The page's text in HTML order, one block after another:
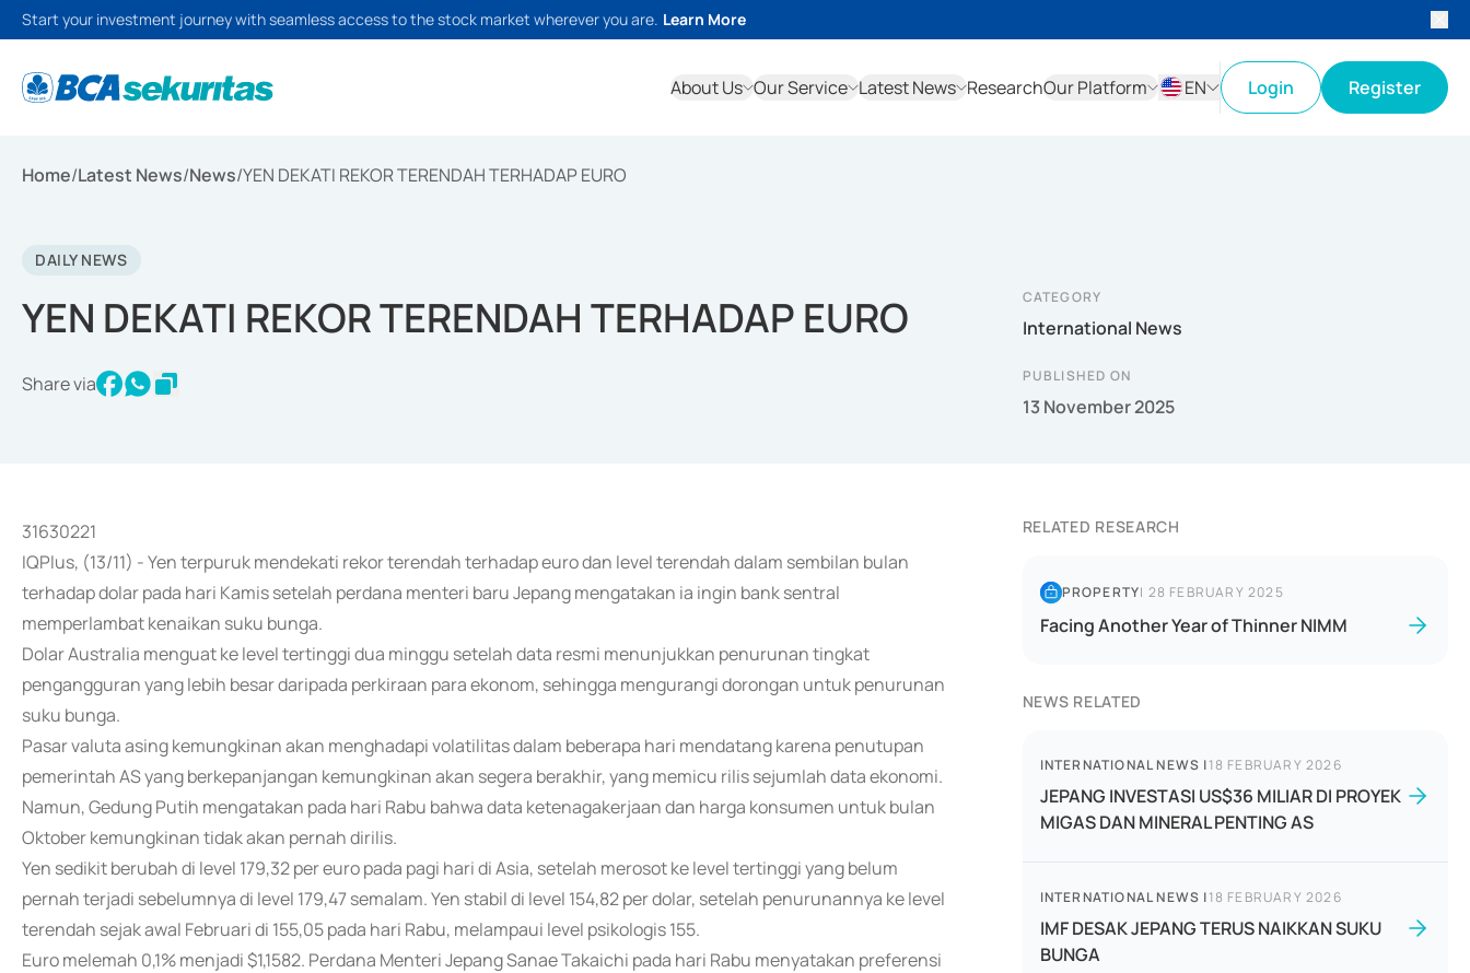
Start your investment journey with seamless access to the stock market wherever you are. Learn More
About Us Our Service Latest News ResearchOur Platform
EN
Login Register
Home/Latest News/News/YEN DEKATI REKOR TERENDAH TERHADAP EURO
DAILY NEWS
YEN DEKATI REKOR TERENDAH TERHADAP EURO
Share via
CATEGORY
International News
PUBLISHED ON
13 November 2025
31630221
IQPlus, (13/11) - Yen terpuruk mendekati rekor terendah terhadap euro dan level terendah dalam sembilan bulan
terhadap dolar pada hari Kamis setelah perdana menteri baru Jepang mengatakan ia ingin bank sentral
memperlambat kenaikan suku bunga.
Dolar Australia menguat ke level tertinggi dua minggu setelah data resmi menunjukkan penurunan tingkat
pengangguran yang lebih besar daripada perkiraan para ekonom, sehingga mengurangi dorongan untuk penurunan
suku bunga.
Pasar valuta asing kemungkinan akan menghadapi volatilitas dalam beberapa hari mendatang karena penutupan
pemerintah AS yang berkepanjangan kemungkinan akan segera berakhir, yang memicu rilis sejumlah data ekonomi.
Namun, Gedung Putih mengatakan pada hari Rabu bahwa data ketenagakerjaan dan harga konsumen untuk bulan
Oktober kemungkinan tidak akan pernah dirilis.
Yen sedikit berubah di level 179,32 per euro pada pagi hari di Asia, setelah merosot ke level tertinggi yang belum
pernah terjadi sebelumnya di level 179,47 semalam. Yen stabil di level 154,82 per dolar, setelah penurunannya ke level
terendah sejak awal Februari di 155,05 pada hari Rabu, melampaui level psikologis 155.
Euro melemah 0,1% menjadi $1,1582. Perdana Menteri Jepang Sanae Takaichi pada hari Rabu menyatakan preferensi
RELATED RESEARCH
PROPERTY| 28 FEBRUARY 2025
Facing Another Year of Thinner NIMM
NEWS RELATED
INTERNATIONAL NEWS |18 FEBRUARY 2026
JEPANG INVESTASI US$36 MILIAR DI PROYEK
MIGAS DAN MINERAL PENTING AS
INTERNATIONAL NEWS |18 FEBRUARY 2026
IMF DESAK JEPANG TERUS NAIKKAN SUKU
BUNGA